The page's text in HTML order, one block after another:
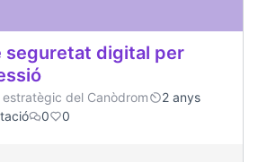
seguretat digital per
del Canòdrom
2 anys
0 0